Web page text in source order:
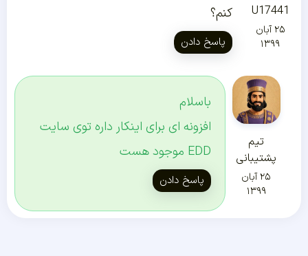
U17441
۲۵ آبان
۱۳۹۹
کنم؟
پاسخ دادن
تیم
پشتیبانی
۲۵ آبان
۱۳۹۹
باسلام
افزونه ای برای اینکار داره توی سایت
EDD موجود هست
پاسخ دادن